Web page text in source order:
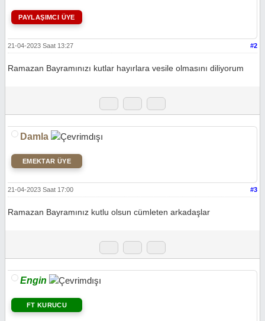
PAYLAŞIMCI ÜYE
#2
21-04-2023 Saat 13:27
Ramazan Bayramınızı kutlar hayırlara vesile olmasını diliyorum
Damla
EMEKTAR ÜYE
#3
21-04-2023 Saat 17:00
Ramazan Bayramınız kutlu olsun cümleten arkadaşlar
Engin
FT KURUCU